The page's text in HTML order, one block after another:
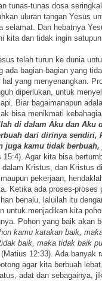
tunas-tunas dosa
uluran tangan Yesus
selamat. Dan hebatnya
kita dan tidak ingin
telah turun ke dunia
ada bagian-bagian yang
hal yang menyenangkan.
diperlukan, untuk
Biar bagaimanapun
bisa menikmati
di dalam Aku dan Aku
dari dirinya sendiri,
juga kamu tidak
15:4). Agar kita bisa
dalam Kristus, dan Kristus
pekerjaan,
Ketika ada proses-proses
benalu, laluilah itu
untuk menjadikan kita
Pohon yang baik akan
kamu katakan baik,
baik, maka tidak baik
(Matius 12:33). Ada banyak
agar kita berbuah
adat dan sebagainya,